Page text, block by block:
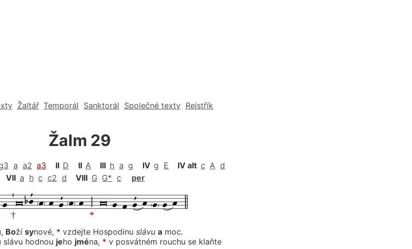
Žaltář Temporál Sanktorál Společné texty Rejstřík
Žalm 29
a a2 a3 II D II A III h a g IV g E IV alt c A d
VII a h c c2 d VIII G G* c per
Boží synové, * vzdejte Hospodinu slávu a moc.
slávu hodnou jeho jména, * v posvátném rouchu se klaňte